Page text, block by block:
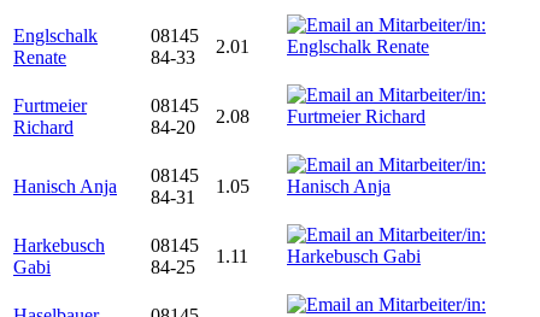
Englschalk
Renate
08145
84-33
2.01
Furtmeier
Richard
08145
84-20
2.08
Hanisch Anja
08145
84-31
1.05
Harkebusch
Gabi
08145
84-25
1.11